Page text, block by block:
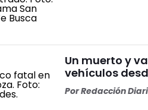
Un muerto y
vehículos
PorRedacción